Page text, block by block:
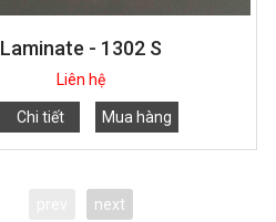
Laminate - 1302 S
Liên hệ
Chi tiết Mua hàng
next